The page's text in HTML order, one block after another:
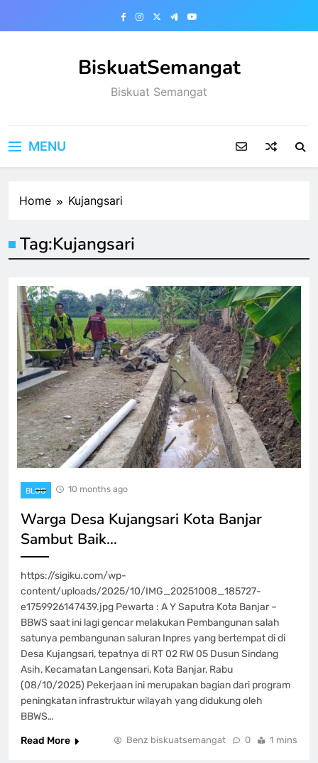
BiskuatSemangat
Biskuat Semangat
MENU
Home Kujangsari
Tag:Kujangsari
BLOG 10 months ago
Warga Desa Kujangsari Kota Banjar
Sambut Baik…
https://sigiku.com/wp-
content/uploads/2025/10/IMG_20251008_185727-
e1759926147439.jpg Pewarta : A Y Saputra Kota Banjar –
BBWS saat ini lagi gencar melakukan Pembangunan salah
satunya pembangunan saluran Inpres yang bertempat di di
Desa Kujangsari, tepatnya di RT 02 RW 05 Dusun Sindang
Asih, Kecamatan Langensari, Kota Banjar, Rabu
(08/10/2025) Pekerjaan ini merupakan bagian dari program
peningkatan infrastruktur wilayah yang didukung oleh
BBWS…
Read More
Benz biskuatsemangat 0 1 mins